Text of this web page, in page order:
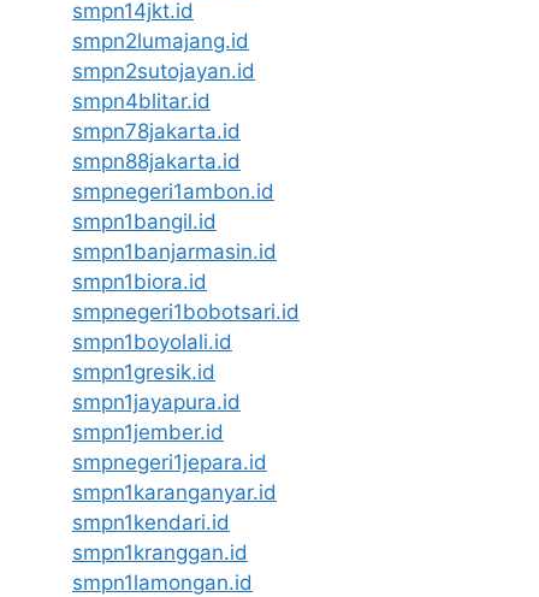
smpn14jkt.id
smpn2lumajang.id
smpn2sutojayan.id
smpn4blitar.id
smpn78jakarta.id
smpn88jakarta.id
smpnegeri1ambon.id
smpn1bangil.id
smpn1banjarmasin.id
smpn1biora.id
smpnegeri1bobotsari.id
smpn1boyolali.id
smpn1gresik.id
smpn1jayapura.id
smpn1jember.id
smpnegeri1jepara.id
smpn1karanganyar.id
smpn1kendari.id
smpn1kranggan.id
smpn1lamongan.id